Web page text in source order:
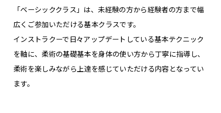
「ベーシッククラス」は、未経験の方から経験者の方まで幅
広くご参加いただける基本クラスです。
インストラクーで日々アップデートしている基本テクニック
を軸に、柔術の基礎基本を身体の使い方から丁寧に指導し、
柔術を楽しみながら上達を感じていただける内容となってい
ます。